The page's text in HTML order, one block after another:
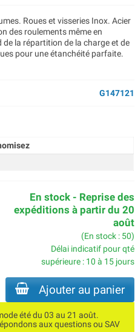
Roues et visseries Inox. Acier
des roulements même en
la répartition de la charge et de
pour une étanchéité parfaite.
G147121
En stock - Reprise des
expéditions à partir du 20
août
(En stock : 50)
Délai indicatif pour qté
supérieure : 10 à 15 jours
Ajouter au panier
été du 03 au 21 août.
aux questions ou SAV